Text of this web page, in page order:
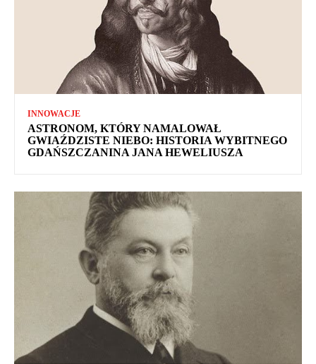
INNOWACJE
ASTRONOM, KTÓRY NAMALOWAŁ
GWIAŹDZISTE NIEBO: HISTORIA WYBITNEGO
GDAŃSZCZANINA JANA HEWELIUSZA